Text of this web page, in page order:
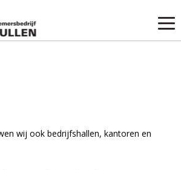
wij ook bedrijfshallen, kantoren en